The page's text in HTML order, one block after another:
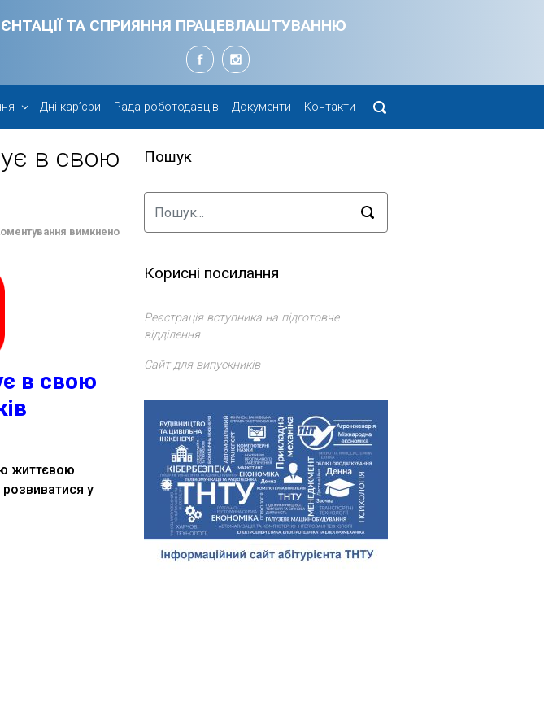
ТА СПРИЯННЯ ПРАЦЕВЛАШТУВАННЮ
Дні кар’єри Рада роботодавців Документи Контакти
в свою
вимкнено
в свою
життєвою
у
Пошук
Корисні посилання
Реєстрація вступника на підготовче
відділення
Сайт для випускників